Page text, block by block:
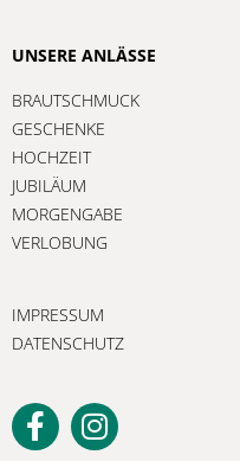
UNSERE ANLÄSSE
BRAUTSCHMUCK
GESCHENKE
HOCHZEIT
JUBILÄUM
MORGENGABE
VERLOBUNG
IMPRESSUM
DATENSCHUTZ